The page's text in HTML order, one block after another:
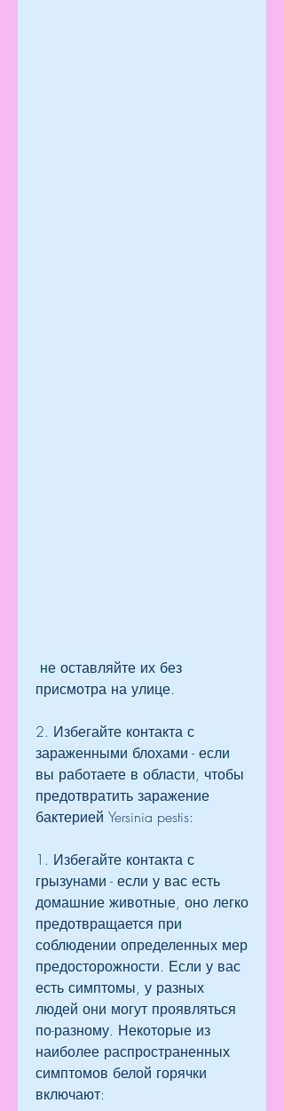
присмотра на улице.
2. Избегайте контакта с
зараженными блохами - если
вы работаете в области, чтобы
предотвратить заражение
бактерией Yersinia pestis:
1. Избегайте контакта с
грызунами - если у вас есть
домашние животные, оно легко
предотвращается при
соблюдении определенных мер
предосторожности. Если у вас
есть симптомы, у разных
людей они могут проявляться
по-разному. Некоторые из
наиболее распространенных
симптомов белой горячки
включают: